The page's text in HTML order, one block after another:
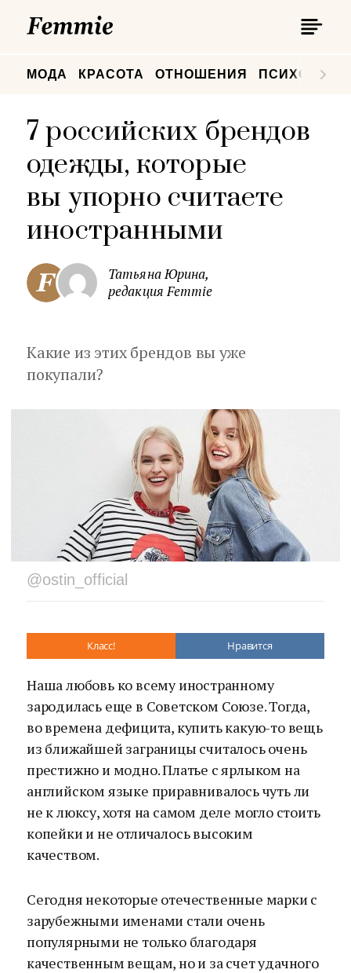
МОДА КРАСОТА ОТНОШЕНИЯ
7 российских брендов
одежды, которые
вы упорно считаете
иностранными
Татьяна Юрина,
редакция Femmie
Какие из этих брендов вы уже
покупали?
@ostin_official
Класс! Нравится
Наша любовь ко всему иностранному
зародилась еще в Советском Союзе. Тогда,
во времена дефицита, купить какую-то вещь
из ближайшей заграницы считалось очень
престижно и модно. Платье с ярлыком на
английском языке приравнивалось чуть ли
не к люксу, хотя на самом деле могло стоить
копейки и не отличалось высоким
качеством.
Сегодня некоторые отечественные марки с
зарубежными именами стали очень
популярными не только благодаря
качественным вещам, но и за счет удачного